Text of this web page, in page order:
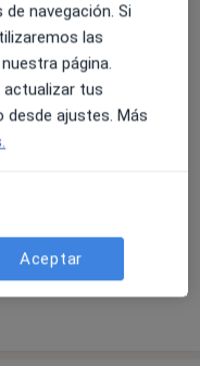
Mapa
navegación. Si
las
página.
tus
desde ajustes. Más
Aceptar